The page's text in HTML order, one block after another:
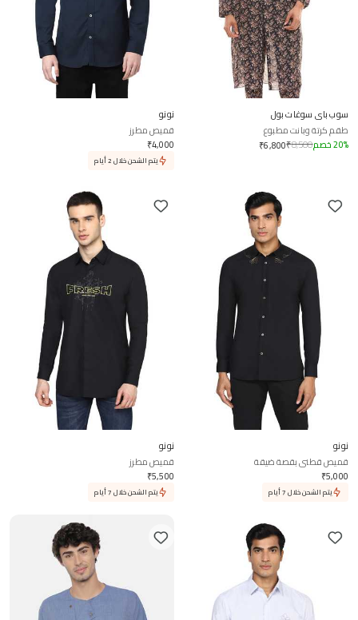
سوب باي سوغات بول
طقم كرتة وبانت مطبوع
₹6,800₹8,500 20% خصم
نونو
قميص مطرز
₹4,000
يتم الشحن خلال 2 أيام
نونو
قميص قطني بقصة ضيقة
₹5,000
يتم الشحن خلال 7 أيام
نونو
قميص مطرز
₹5,500
يتم الشحن خلال 7 أيام